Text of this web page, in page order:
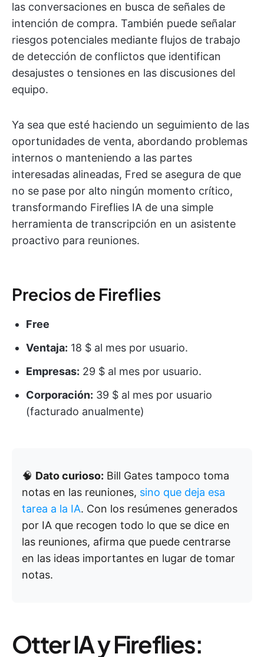
las conversaciones en busca de señales de
intención de compra. También puede señalar
riesgos potenciales mediante flujos de trabajo
de detección de conflictos que identifican
desajustes o tensiones en las discusiones del
equipo.
Ya sea que esté haciendo un seguimiento de las
oportunidades de venta, abordando problemas
internos o manteniendo a las partes
interesadas alineadas, Fred se asegura de que
no se pase por alto ningún momento crítico,
transformando Fireflies IA de una simple
herramienta de transcripción en un asistente
proactivo para reuniones.
Precios de Fireflies
Free
Ventaja: 18 $ al mes por usuario.
Empresas: 29 $ al mes por usuario.
Corporación: 39 $ al mes por usuario
(facturado anualmente)
🧠 Dato curioso: Bill Gates tampoco toma
notas en las reuniones, sino que deja esa
tarea a la IA. Con los resúmenes generados
por IA que recogen todo lo que se dice en
las reuniones, afirma que puede centrarse
en las ideas importantes en lugar de tomar
notas.
Otter IA y Fireflies: